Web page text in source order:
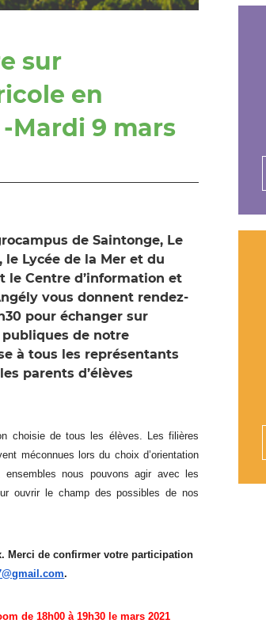
sur
en
Mardi 9 mars
de Saintonge, Le
le Lycée de la Mer et du
le Centre d’information et
vous donnent rendez-
pour échanger sur
de notre
à tous les représentants
parents d’élèves
choisie de tous les élèves. Les filières
méconnues lors du choix d’orientation
ensembles nous pouvons agir avec les
ouvrir le champ des possibles de nos
Merci de confirmer votre participation
.
de 18h00 à 19h30 le mars 2021